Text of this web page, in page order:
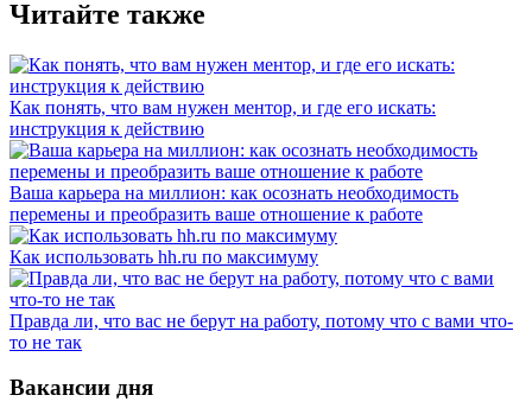
Читайте также
Как понять, что вам нужен ментор, и где его искать:
инструкция к действию
Ваша карьера на миллион: как осознать необходимость
перемены и преобразить ваше отношение к работе
Как использовать hh.ru по максимуму
Правда ли, что вас не берут на работу, потому что с вами что-
то не так
Вакансии дня